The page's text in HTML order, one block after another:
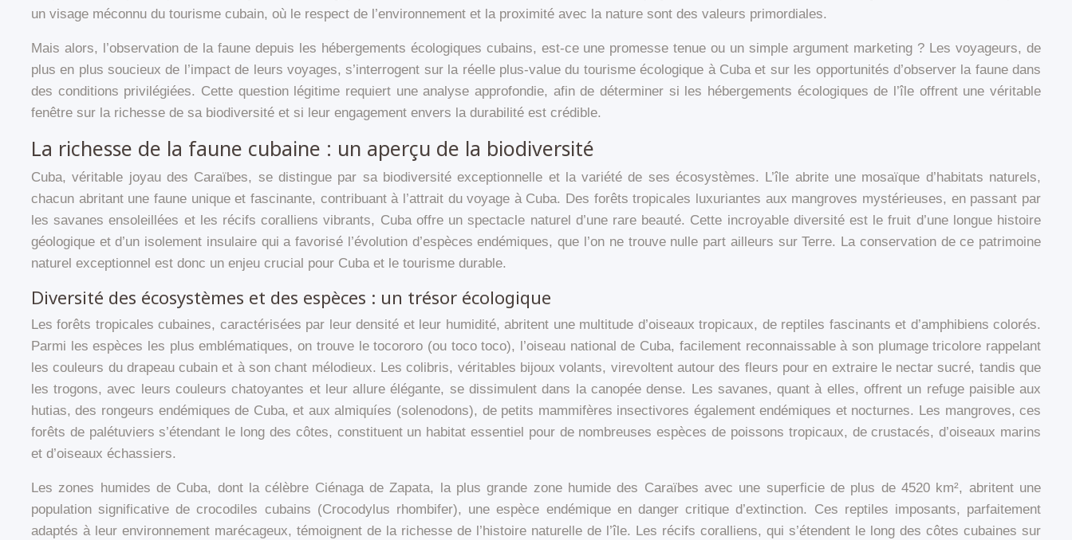
un visage méconnu du tourisme cubain, où le respect de l’environnement et la proximité avec la nature sont des valeurs primordiales.
Mais alors, l’observation de la faune depuis les hébergements écologiques cubains, est-ce une promesse tenue ou un simple argument marketing ? Les voyageurs, de
plus en plus soucieux de l’impact de leurs voyages, s’interrogent sur la réelle plus-value du tourisme écologique à Cuba et sur les opportunités d’observer la faune dans
des conditions privilégiées. Cette question légitime requiert une analyse approfondie, afin de déterminer si les hébergements écologiques de l’île offrent une véritable
fenêtre sur la richesse de sa biodiversité et si leur engagement envers la durabilité est crédible.
La richesse de la faune cubaine : un aperçu de la biodiversité
Cuba, véritable joyau des Caraïbes, se distingue par sa biodiversité exceptionnelle et la variété de ses écosystèmes. L’île abrite une mosaïque d’habitats naturels,
chacun abritant une faune unique et fascinante, contribuant à l’attrait du voyage à Cuba. Des forêts tropicales luxuriantes aux mangroves mystérieuses, en passant par
les savanes ensoleillées et les récifs coralliens vibrants, Cuba offre un spectacle naturel d’une rare beauté. Cette incroyable diversité est le fruit d’une longue histoire
géologique et d’un isolement insulaire qui a favorisé l’évolution d’espèces endémiques, que l’on ne trouve nulle part ailleurs sur Terre. La conservation de ce patrimoine
naturel exceptionnel est donc un enjeu crucial pour Cuba et le tourisme durable.
Diversité des écosystèmes et des espèces : un trésor écologique
Les forêts tropicales cubaines, caractérisées par leur densité et leur humidité, abritent une multitude d’oiseaux tropicaux, de reptiles fascinants et d’amphibiens colorés.
Parmi les espèces les plus emblématiques, on trouve le tocororo (ou toco toco), l’oiseau national de Cuba, facilement reconnaissable à son plumage tricolore rappelant
les couleurs du drapeau cubain et à son chant mélodieux. Les colibris, véritables bijoux volants, virevoltent autour des fleurs pour en extraire le nectar sucré, tandis que
les trogons, avec leurs couleurs chatoyantes et leur allure élégante, se dissimulent dans la canopée dense. Les savanes, quant à elles, offrent un refuge paisible aux
hutias, des rongeurs endémiques de Cuba, et aux almiquíes (solenodons), de petits mammifères insectivores également endémiques et nocturnes. Les mangroves, ces
forêts de palétuviers s’étendant le long des côtes, constituent un habitat essentiel pour de nombreuses espèces de poissons tropicaux, de crustacés, d’oiseaux marins
et d’oiseaux échassiers.
Les zones humides de Cuba, dont la célèbre Ciénaga de Zapata, la plus grande zone humide des Caraïbes avec une superficie de plus de 4520 km², abritent une
population significative de crocodiles cubains (Crocodylus rhombifer), une espèce endémique en danger critique d’extinction. Ces reptiles imposants, parfaitement
adaptés à leur environnement marécageux, témoignent de la richesse de l’histoire naturelle de l’île. Les récifs coralliens, qui s’étendent le long des côtes cubaines sur